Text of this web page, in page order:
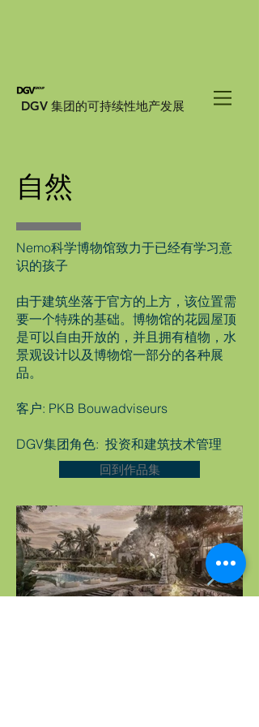
DGV 集团的可持续性地产发展
自然
Nemo科学博物馆致力于已经有学习意
识的孩子
由于建筑坐落于官方的上方，该位置需
要一个特殊的基础。博物馆的花园屋顶
是可以自由开放的，并且拥有植物，水
景观设计以及博物馆一部分的各种展
品。
客户: PKB Bouwadviseurs
DGV集团角色: 投资和建筑技术管理
回到作品集